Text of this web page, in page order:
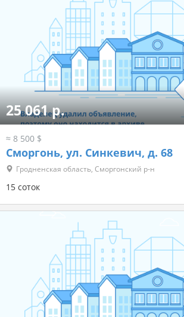
25 061 р.
≈ 8 500 $
Сморгонь, ул. Синкевич, д. 68
Гродненская область, Сморгонский р-н
15 соток